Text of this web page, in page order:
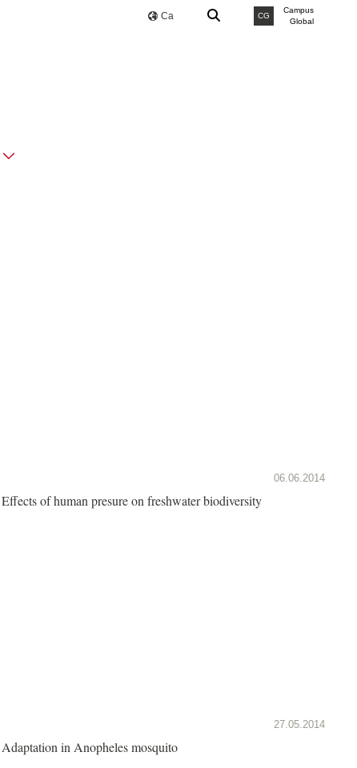
Ca CG
Campus
Global
06.06.2014
Effects of human presure on freshwater biodiversity
27.05.2014
Adaptation in Anopheles mosquito